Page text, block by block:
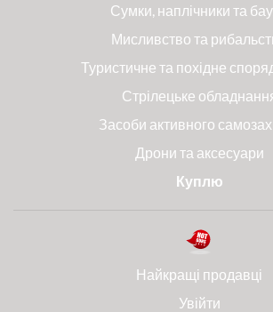
Сумки, наплічники та
Мисливство та
Туристичне та похідне
Стрілецьке
Засоби активного
Дрони та аксесуари
Куплю
Найкращі продавці
Увійти